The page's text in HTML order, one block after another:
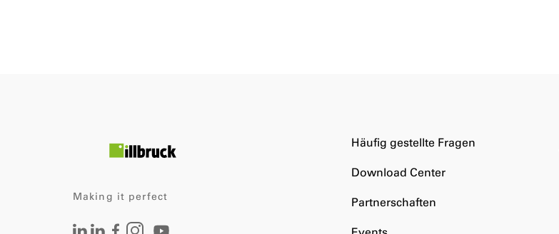
Making it perfect
Häufig gestellte Fragen
Download Center
Partnerschaften